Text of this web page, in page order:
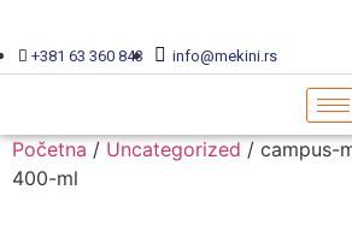
+381 63 360 843 info@mekini.rs
Početna / Uncategorized / campus-
400-ml